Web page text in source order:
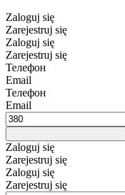
Zaloguj się
Zarejestruj się
Zaloguj się
Zarejestruj się
Телефон
Email
Телефон
Email
Zaloguj się
Zarejestruj się
Zaloguj się
Zarejestruj się